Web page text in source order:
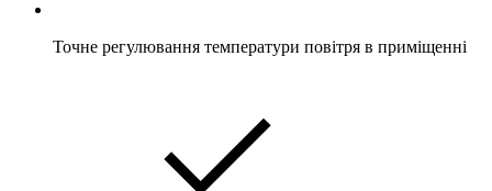
Точне регулювання температури повітря в приміщенні